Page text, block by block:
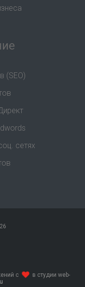
(SEO)
сетях
с
в студии web-